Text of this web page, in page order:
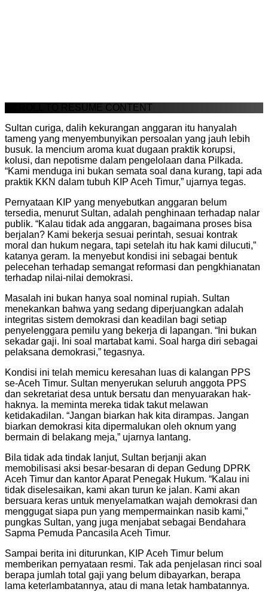
SCROLL TO RESUME CONTENT
Sultan curiga, dalih kekurangan anggaran itu hanyalah
tameng yang menyembunyikan persoalan yang jauh lebih
busuk. Ia mencium aroma kuat dugaan praktik korupsi,
kolusi, dan nepotisme dalam pengelolaan dana Pilkada.
“Kami menduga ini bukan semata soal dana kurang, tapi ada
praktik KKN dalam tubuh KIP Aceh Timur,” ujarnya tegas.
Pernyataan KIP yang menyebutkan anggaran belum
tersedia, menurut Sultan, adalah penghinaan terhadap nalar
publik. “Kalau tidak ada anggaran, bagaimana proses bisa
berjalan? Kami bekerja sesuai perintah, sesuai kontrak
moral dan hukum negara, tapi setelah itu hak kami dilucuti,”
katanya geram. Ia menyebut kondisi ini sebagai bentuk
pelecehan terhadap semangat reformasi dan pengkhianatan
terhadap nilai-nilai demokrasi.
Masalah ini bukan hanya soal nominal rupiah. Sultan
menekankan bahwa yang sedang diperjuangkan adalah
integritas sistem demokrasi dan keadilan bagi setiap
penyelenggara pemilu yang bekerja di lapangan. “Ini bukan
sekadar gaji. Ini soal martabat kami. Soal harga diri sebagai
pelaksana demokrasi,” tegasnya.
Kondisi ini telah memicu keresahan luas di kalangan PPS
se-Aceh Timur. Sultan menyerukan seluruh anggota PPS
dan sekretariat desa untuk bersatu dan menyuarakan hak-
haknya. Ia meminta mereka tidak takut melawan
ketidakadilan. “Jangan biarkan hak kita dirampas. Jangan
biarkan demokrasi kita dipermalukan oleh oknum yang
bermain di belakang meja,” ujarnya lantang.
Bila tidak ada tindak lanjut, Sultan berjanji akan
memobilisasi aksi besar-besaran di depan Gedung DPRK
Aceh Timur dan kantor Aparat Penegak Hukum. “Kalau ini
tidak diselesaikan, kami akan turun ke jalan. Kami akan
bersuara keras untuk menyelamatkan wajah demokrasi dan
menggugat siapa pun yang mempermainkan nasib kami,”
pungkas Sultan, yang juga menjabat sebagai Bendahara
Sapma Pemuda Pancasila Aceh Timur.
Sampai berita ini diturunkan, KIP Aceh Timur belum
memberikan pernyataan resmi. Tak ada penjelasan rinci soal
berapa jumlah total gaji yang belum dibayarkan, berapa
lama keterlambatannya, atau di mana letak hambatannya.